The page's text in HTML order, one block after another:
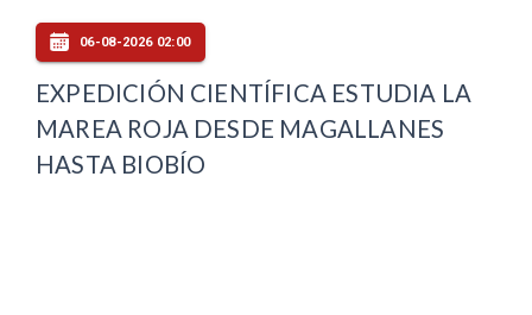
06-08-2026 02:00
EXPEDICIÓN CIENTÍFICA ESTUDIA LA
MAREA ROJA DESDE MAGALLANES
HASTA BIOBÍO